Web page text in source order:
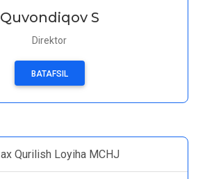
Quvondiqov S
Direktor
BATAFSIL
Qurilish Loyiha MCHJ